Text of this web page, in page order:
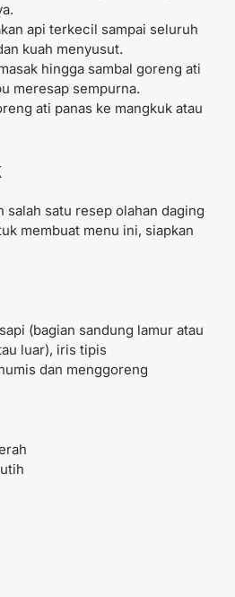
api terkecil sampai seluruh
kuah menyusut.
hingga sambal goreng ati
meresap sempurna.
ati panas ke mangkuk atau
salah satu resep olahan daging
membuat menu ini, siapkan
(bagian sandung lamur atau
luar), iris tipis
dan menggoreng